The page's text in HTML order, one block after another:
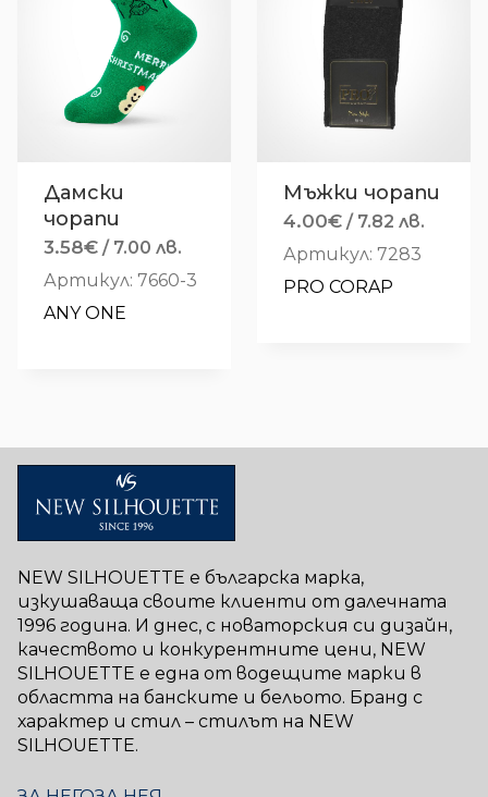
Дамски
чорапи
3.58€ / 7.00 лв.
Артикул: 7660-3
ANY ONE
Мъжки чорапи
4.00€ / 7.82 лв.
Артикул: 7283
PRO CORAP
NEW SILHOUETTE е българска марка,
изкушаваща своите клиенти от далечната
1996 година. И днес, с новаторския си дизайн,
качеството и конкурентните цени, NEW
SILHOUETTE е една от водещите марки в
областта на банските и бельото. Бранд с
характер и стил – стилът на NEW
SILHOUETTE.